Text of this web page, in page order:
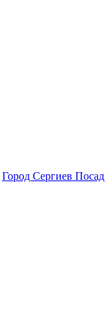
Город Сергиев Посад